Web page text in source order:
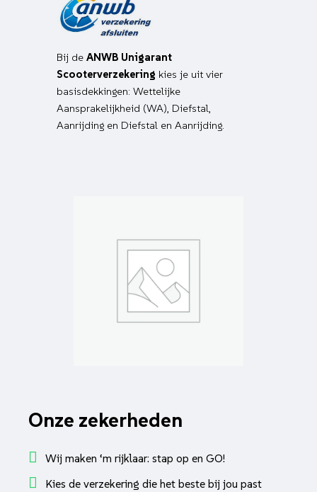
Bij de ANWB Unigarant
Scooterverzekering kies je uit vier
basisdekkingen: Wettelijke
Aansprakelijkheid (WA), Diefstal,
Aanrijding en Diefstal en Aanrijding.
Onze zekerheden
Wij maken ‘m rijklaar: stap op en GO!
Kies de verzekering die het beste bij jou past